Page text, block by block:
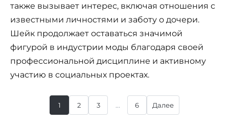
также вызывает интерес, включая отношения с
известными личностями и заботу о дочери.
Шейк продолжает оставаться значимой
фигурой в индустрии моды благодаря своей
профессиональной дисциплине и активному
участию в социальных проектах.
1 2 3 ... 6 Далее